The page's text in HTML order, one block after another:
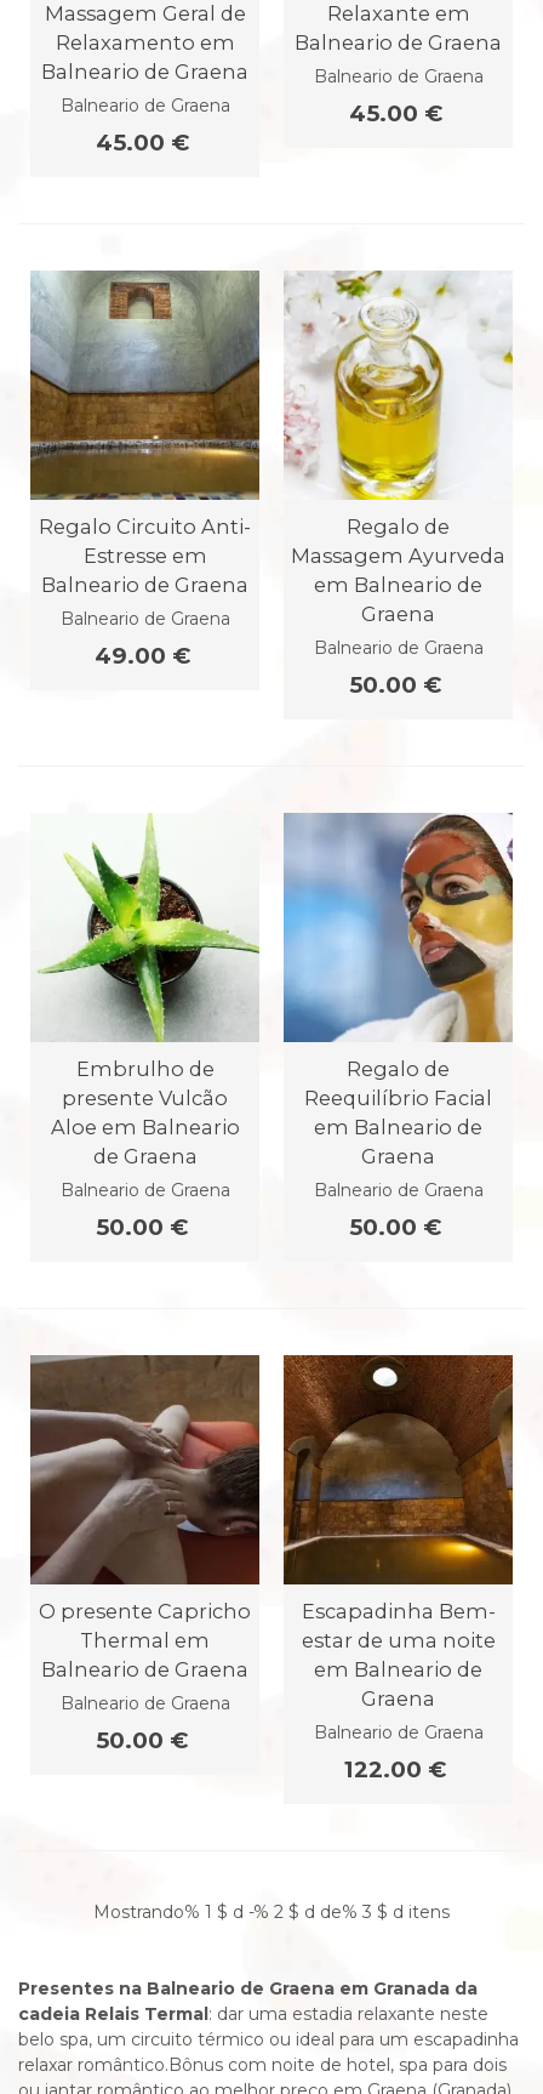
Massagem Geral de
Relaxamento em
Balneario de Graena
Balneario de Graena
45.00 €
Relaxante em
Balneario de Graena
Balneario de Graena
45.00 €
Regalo Circuito Anti-
Estresse em
Balneario de Graena
Balneario de Graena
49.00 €
Regalo de
Massagem Ayurveda
em Balneario de
Graena
Balneario de Graena
50.00 €
Embrulho de
presente Vulcão
Aloe em Balneario
de Graena
Balneario de Graena
50.00 €
Regalo de
Reequilíbrio Facial
em Balneario de
Graena
Balneario de Graena
50.00 €
O presente Capricho
Thermal em
Balneario de Graena
Balneario de Graena
50.00 €
Escapadinha Bem-
estar de uma noite
em Balneario de
Graena
Balneario de Graena
122.00 €
Mostrando% 1 $ d -% 2 $ d de% 3 $ d itens
Presentes na Balneario de Graena em Granada da
cadeia Relais Termal: dar uma estadia relaxante neste
belo spa, um circuito térmico ou ideal para um escapadinha
relaxar romântico.Bônus com noite de hotel, spa para dois